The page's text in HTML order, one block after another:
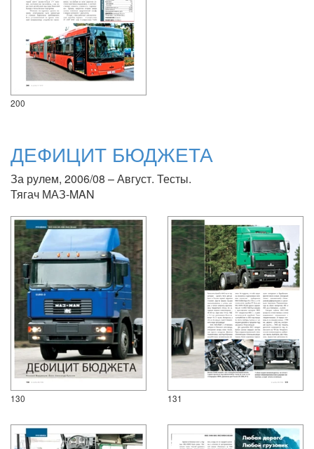
200
ДЕФИЦИТ БЮДЖЕТА
За рулем, 2006/08 – Август. Тесты.
Тягач МАЗ-MAN
130 131